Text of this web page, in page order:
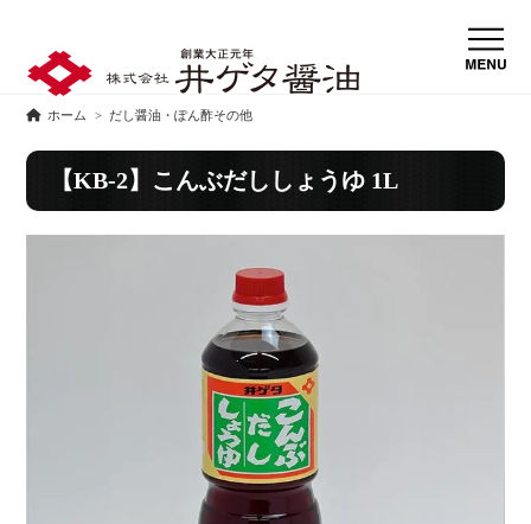
ホーム >だし醤油・ぽん酢その他
【KB-2】こんぶだししょうゆ 1L